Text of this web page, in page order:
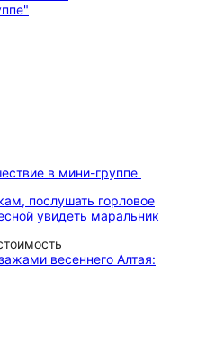
в мини-группе
послушать горловое
увидеть маральник